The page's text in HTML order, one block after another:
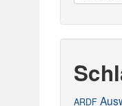
ARDF